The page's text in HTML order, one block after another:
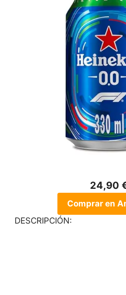
24,90
Comprar en
DESCRIPCIÓN: